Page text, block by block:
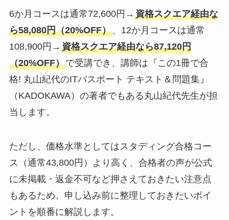
6か月コースは通常72,600円→ 資格スクエア経由な
ら58,080円（20%OFF）、12か月コースは通常
108,900円→ 資格スクエア経由なら87,120円
（20%OFF）で受講でき、講師は『この1冊で合
格! 丸山紀代のITパスポート テキスト＆問題集』
（KADOKAWA）の著者でもある丸山紀代先生が担
当します。
ただし、価格水準としてはスタディング合格コー
ス（通常43,800円）より高く、合格者の声が公式
に未掲載・返金不可など押さえておきたい注意点
もあるため、申し込み前に整理しておきたいポイ
ントを順番に解説します。